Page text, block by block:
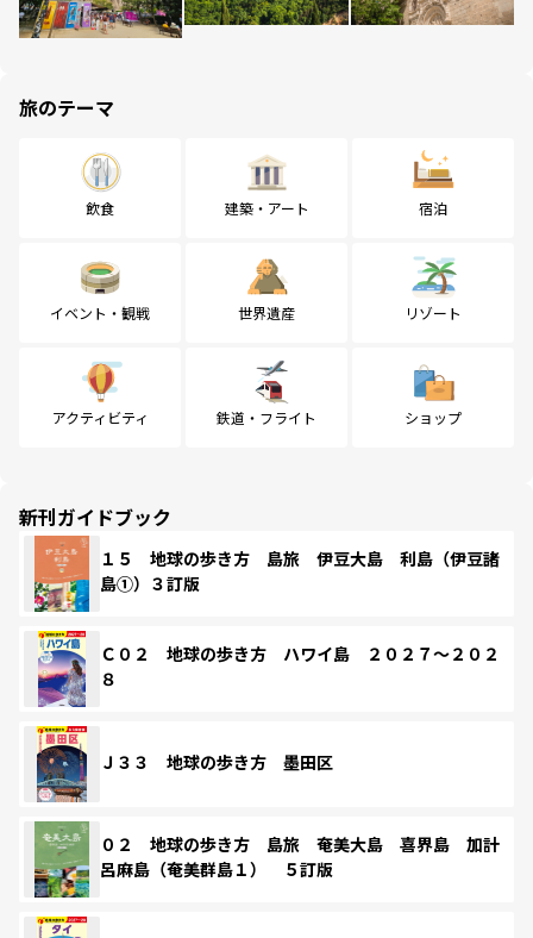
旅のテーマ
飲食 建築・アート 宿泊
イベント・観戦 世界遺産 リゾート
アクティビティ 鉄道・フライト ショップ
新刊ガイドブック
１５ 地球の歩き方 島旅 伊豆大島 利島（伊豆諸
島①）３訂版
Ｃ０２ 地球の歩き方 ハワイ島 ２０２７～２０２
８
Ｊ３３ 地球の歩き方 墨田区
０２ 地球の歩き方 島旅 奄美大島 喜界島 加計
呂麻島（奄美群島１） ５訂版